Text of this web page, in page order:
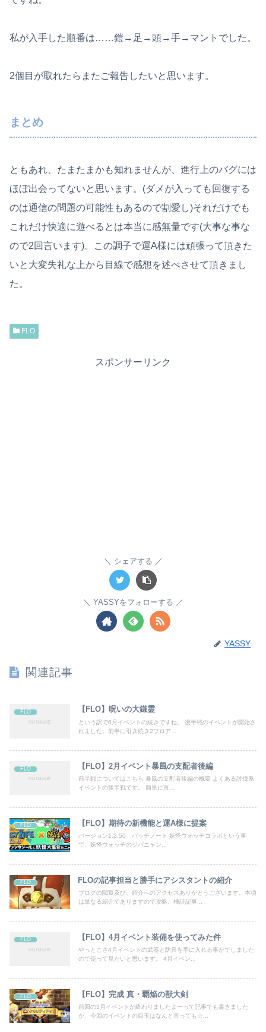
私が入手した順番は……鎧→足→頭→手→マントでした。
2個目が取れたらまたご報告したいと思います。
まとめ
ともあれ、たまたまかも知れませんが、進行上のバグには
ほぼ出会ってないと思います。(ダメが入っても回復する
のは通信の問題の可能性もあるので割愛し)それだけでも
これだけ快適に遊べるとは本当に感無量です(大事な事な
ので2回言います)。この調子で運A様には頑張って頂きた
いと大変失礼な上から目線で感想を述べさせて頂きまし
た。
FLO
スポンサーリンク
シェアする
YASSYをフォローする
YASSY
関連記事
FLO 【FLO】呪いの大鎌霊
という訳で6月イベントの続きですね。 後半戦のイベントが開始さ
れました。前半に引き続き2フロア...
FLO 【FLO】2月イベント暴風の支配者後編
前半戦についてはこちら 暴風の支配者後編の概要 よくある討伐系
イベントの後半戦です。 簡単に言...
FLO 【FLO】期待の新機能と運A様に提案
バージョン1.2.50 パッチノート 妖怪ウォッチコラボという事
で、妖怪ウォッチのジバニャン...
FLO FLOの記事担当と勝手にアシスタントの紹介
ブログの閲覧及び、紹介へのアクセスありがとうございます。本項
は単なる紹介でありますので攻略、検証記事...
FLO 【FLO】4月イベント装備を使ってみた件
やっとこさ4月イベントの武器と防具を手に入れる事がでしました
ので使って見たいと思います。 4月イベン...
FLO 【FLO】完成 真・覇焔の獣大剣
前回の3月イベントが終わりましたよーって記事でも書きました
が、今回のイベントの目玉はなんと言っても☆...